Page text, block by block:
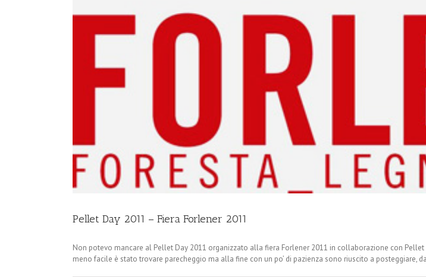
Pellet Day 2011 – Fiera Forlener 2011
Non potevo mancare al Pellet Day 2011 organizzato alla fiera Forlener 2011 in collaborazione con
meno facile è stato trovare parecheggio ma alla fine con un po’ di pazienza sono riuscito a posteggiare,